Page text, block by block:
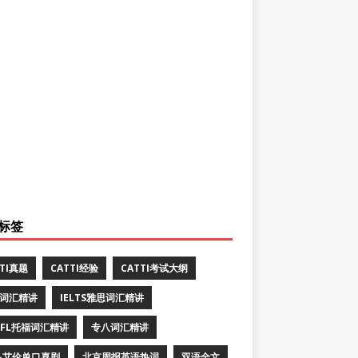
签
真题 CATTI经验 CATTI考试大纲
汇精讲 IELTS雅思词汇精讲
托福词汇精讲 专八词汇精讲